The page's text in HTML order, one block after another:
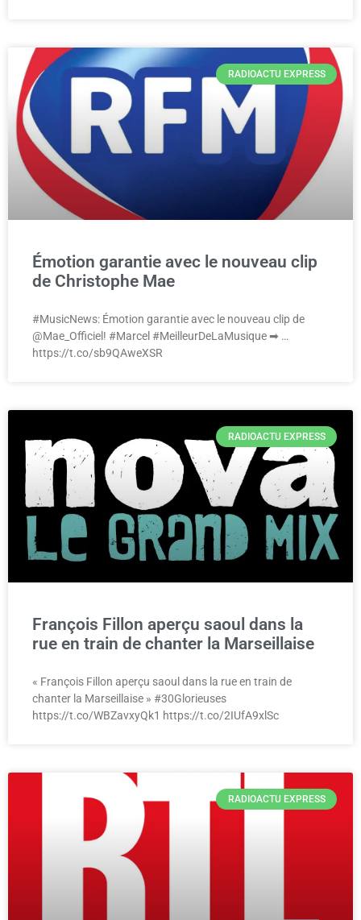
RADIOACTU EXPRESS
Émotion garantie avec le nouveau clip
de Christophe Mae
#MusicNews: Émotion garantie avec le nouveau clip de
@Mae_Officiel! #Marcel #MeilleurDeLaMusique ➡ …
https://t.co/sb9QAweXSR
RADIOACTU EXPRESS
François Fillon aperçu saoul dans la
rue en train de chanter la Marseillaise
« François Fillon aperçu saoul dans la rue en train de
chanter la Marseillaise » #30Glorieuses
https://t.co/WBZavxyQk1 https://t.co/2IUfA9xlSc
RADIOACTU EXPRESS